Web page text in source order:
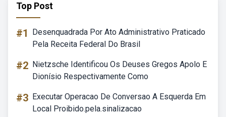
Top Post
#1
Desenquadrada Por Ato Administrativo Praticado
Pela Receita Federal Do Brasil
#2 Nietzsche Identificou Os Deuses Gregos Apolo E
Dionísio Respectivamente Como
#3 Executar Operacao De Conversao A Esquerda Em
Local Proibido.pela.sinalizacao